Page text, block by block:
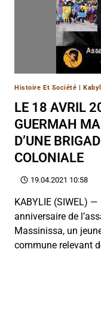
Histoire Et Société |
LE 18 AVRIL
GUERMAH
D’UNE
COLONIALE
19.04.2021 10:58
KABYLIE (SIWEL)
anniversaire de
Massinissa, un
commune relevant